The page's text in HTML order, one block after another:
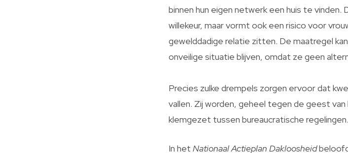
binnen hun eigen netwerk een huis te
willekeur, maar vormt ook een risico voor
gewelddadige relatie zitten. De maatregel
onveilige situatie blijven, omdat ze geen
Precies zulke drempels zorgen ervoor dat
vallen. Zij worden, geheel tegen de geest
klemgezet tussen bureaucratische regelingen.
In het Nationaal Actieplan Dakloosheid